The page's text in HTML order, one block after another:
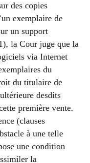
des copies
exemplaire de
un support
la Cour juge que la
via Internet
du
du titulaire de
desdits
première vente.
(clauses
à une telle
une condition
la